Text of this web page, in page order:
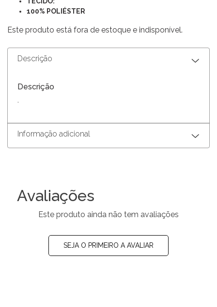
100% POLIÉSTER
Este produto está fora de estoque e indisponível.
Descrição
Descrição
.
Informação adicional
Avaliações
Este produto ainda não tem avaliações
SEJA O PRIMEIRO A AVALIAR